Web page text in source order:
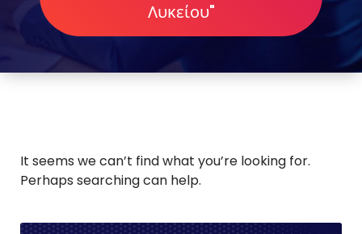
Λυκείου"
It seems we can’t find what you’re looking for.
Perhaps searching can help.